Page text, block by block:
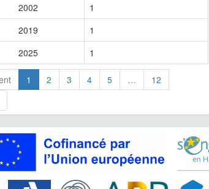
2002
1
2019
1
2025
1
1 2 3 4 5 … 12